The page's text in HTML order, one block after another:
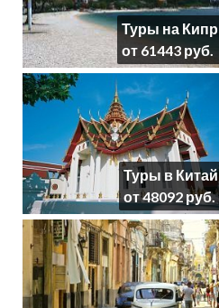
Туры на Кипр
от 61443 руб.
Туры в Китай
от 48092 руб.